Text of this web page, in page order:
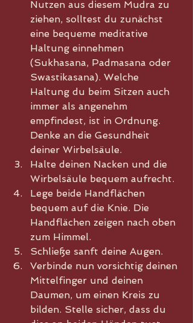
Nutzen aus diesem Mudra zu
ziehen, solltest du zunächst
eine bequeme meditative
Haltung einnehmen
(Sukhasana, Padmasana oder
Swastikasana). Welche
Haltung du beim Sitzen auch
immer als angenehm
empfindest, ist in Ordnung.
Denke an die Gesundheit
deiner Wirbelsäule.
Halte deinen Nacken und die
Wirbelsäule bequem aufrecht.
Lege beide Handflächen
bequem auf die Knie. Die
Handflächen zeigen nach oben
zum Himmel.
Schließe sanft deine Augen.
Verbinde nun vorsichtig deinen
Mittelfinger und deinen
Daumen, um einen Kreis zu
bilden. Stelle sicher, dass du